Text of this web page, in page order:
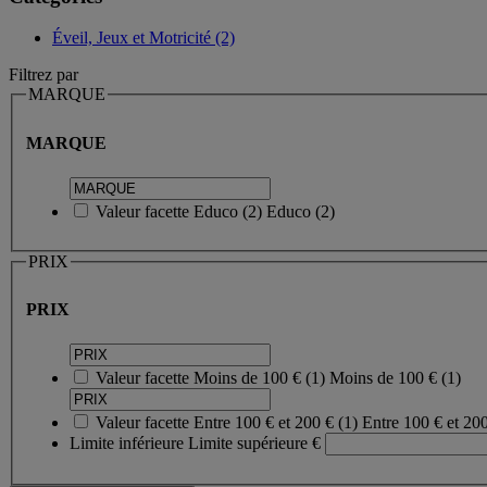
Éveil, Jeux et Motricité (2)
Filtrez par
MARQUE
MARQUE
Valeur facette Educo (2) Educo (2)
PRIX
PRIX
Valeur facette Moins de 100 € (1) Moins de 100 € (1)
Valeur facette Entre 100 € et 200 € (1) Entre 100 € et
Limite inférieure Limite supérieure €